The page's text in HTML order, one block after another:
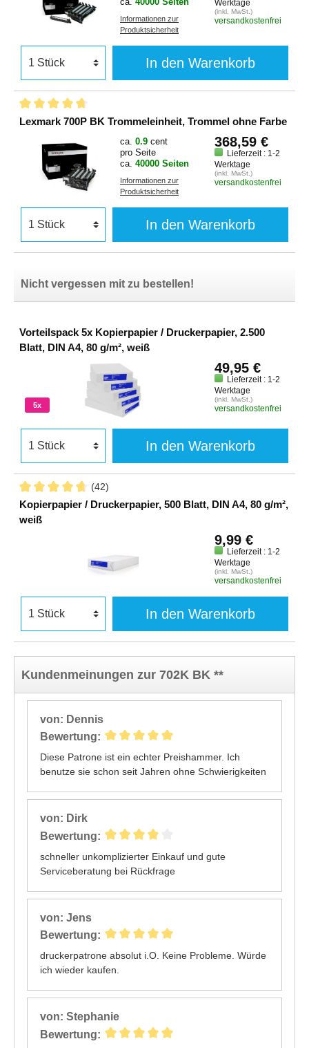
Informationen zur
Produktsicherheit
Werktage
(inkl. MwSt.)
versandkostenfrei
In den Warenkorb
Lexmark 700P BK Trommeleinheit, Trommel ohne Farbe
ca. 0.9 cent
pro Seite
ca. 40000 Seiten
Informationen zur
Produktsicherheit
368,59 €
Lieferzeit : 1-2
Werktage
(inkl. MwSt.)
versandkostenfrei
In den Warenkorb
Nicht vergessen mit zu bestellen!
Vorteilspack 5x Kopierpapier / Druckerpapier, 2.500
Blatt, DIN A4, 80 g/m², weiß
5x
49,95 €
Lieferzeit : 1-2
Werktage
(inkl. MwSt.)
versandkostenfrei
In den Warenkorb
(42)
Kopierpapier / Druckerpapier, 500 Blatt, DIN A4, 80 g/m²,
weiß
9,99 €
Lieferzeit : 1-2
Werktage
(inkl. MwSt.)
versandkostenfrei
In den Warenkorb
Kundenmeinungen zur 702K BK **
von: Dennis
Bewertung:
Diese Patrone ist ein echter Preishammer. Ich
benutze sie schon seit Jahren ohne Schwierigkeiten
von: Dirk
Bewertung:
schneller unkomplizierter Einkauf und gute
Serviceberatung bei Rückfrage
von: Jens
Bewertung:
druckerpatrone absolut i.O. Keine Probleme. Würde
ich wieder kaufen.
von: Stephanie
Bewertung: